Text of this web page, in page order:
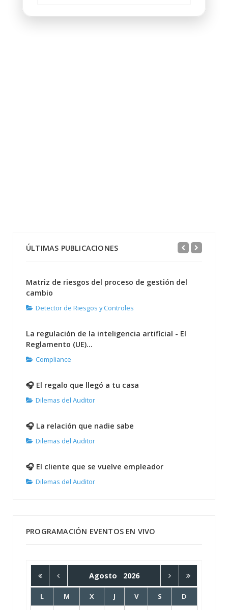
ÚLTIMAS PUBLICACIONES
Matriz de riesgos del proceso de gestión del
cambio
Detector de Riesgos y Controles
La regulación de la inteligencia artificial - El
Reglamento (UE)...
Compliance
🎧 El regalo que llegó a tu casa
Dilemas del Auditor
🎧 La relación que nadie sabe
Dilemas del Auditor
🎧 El cliente que se vuelve empleador
Dilemas del Auditor
PROGRAMACIÓN EVENTOS EN VIVO
Agosto 2026
L M X J V S
D